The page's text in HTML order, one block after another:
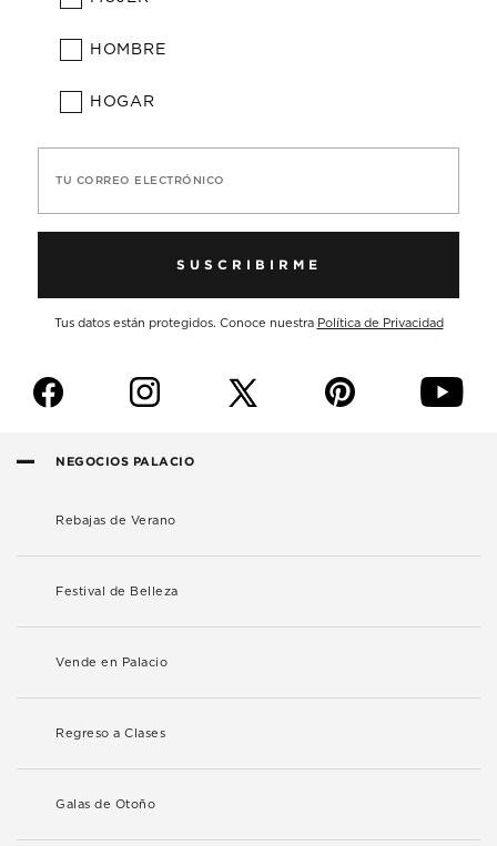
HOMBRE
HOGAR
TU CORREO ELECTRÓNICO
SUSCRIBIRME
Tus datos están protegidos. Conoce nuestra Política de Privacidad
f i p y
NEGOCIOS PALACIO
Rebajas de Verano
Festival de Belleza
Vende en Palacio
Regreso a Clases
Galas de Otoño